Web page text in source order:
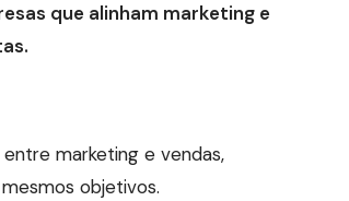
que alinham marketing e
marketing e vendas,
objetivos.